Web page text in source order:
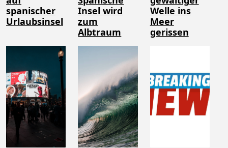
spanischer
Urlaubsinsel
Insel wird
zum
Albtraum
Welle ins
Meer
gerissen